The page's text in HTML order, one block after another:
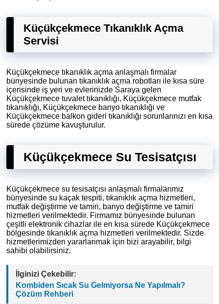
Küçükçekmece Tıkanıklık Açma
Servisi
Küçükçekmece tıkanıklık açma anlaşmalı firmalar
bünyesinde bulunan tıkanıklık açma robotları ile kısa süre
içerisinde iş yeri ve evlerinizde Saraya gelen
Küçükçekmece tuvalet tıkanıklığı, Küçükçekmece mutfak
tıkanıklığı, Küçükçekmece banyo tıkanıklığı ve
Küçükçekmece balkon gideri tıkanıklığı sorunlarınızı en kısa
sürede çözüme kavuşturulur.
Küçükçekmece Su Tesisatçısı
Küçükçekmece su tesisatçısı anlaşmalı firmalarımız
bünyesinde su kaçak tespiti, tıkanıklık açma hizmetleri,
mutfak değiştirme ve tamiri, banyo değiştirme ve tamiri
hizmetleri verilmektedir. Firmamız bünyesinde bulunan
çeşitli elektronik cihazlar ile en kısa sürede Küçükçekmece
bölgesinde tıkanıklık açma hizmetleri verilmektedir. Sizde
hizmetlerimizden yararlanmak için bizi arayabilir, bilgi
sahibi olabilirsiniz.
İlginizi Çekebilir:
Kombiden Sıcak Su Gelmiyorsa Ne Yapılmalı?
Çözüm Rehberi